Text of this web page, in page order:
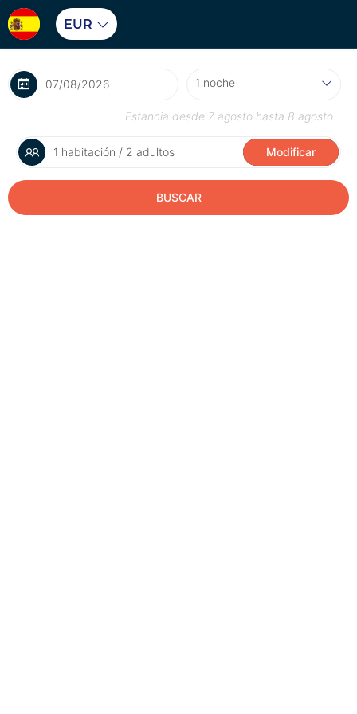
EUR
Estancia desde 7 agosto hasta 8 agosto
1 habitación / 2 adultos Modificar